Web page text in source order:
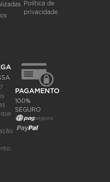
Política de
privacidade
PAGAMENTO
100%
SEGURO